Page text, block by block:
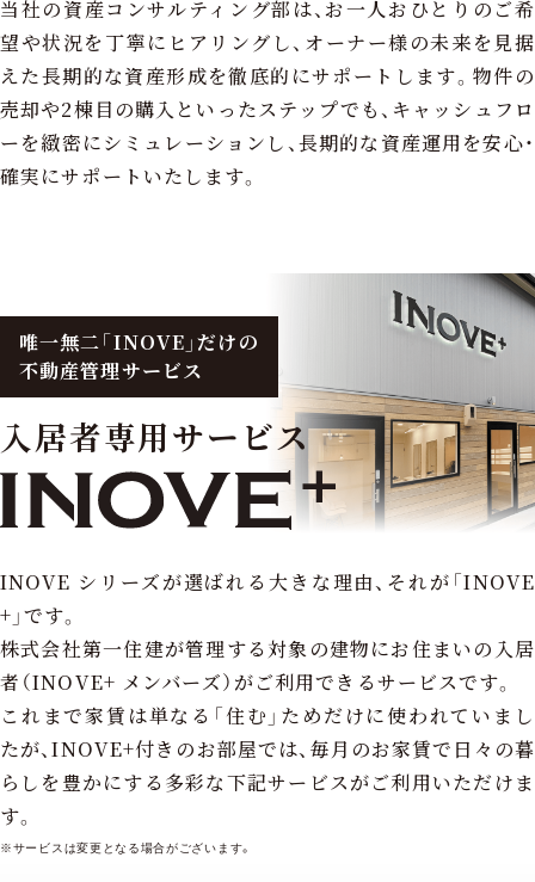
当社の資産コンサルティング部は、お一人おひとりのご希
望や状況を丁寧にヒアリングし、オーナー様の未来を見据
えた長期的な資産形成を徹底的にサポートします。物件の
売却や2棟目の購入といったステップでも、キャッシュフロ
ーを緻密にシミュレーションし、長期的な資産運用を安心・
確実にサポートいたします。
唯一無二「INOVE」だけの
不動産管理サービス
入居者専用サービス
INOVE シリーズが選ばれる大きな理由、それが「INOVE
+」です。
株式会社第一住建が管理する対象の建物にお住まいの入居
者（INOVE+ メンバーズ）がご利用できるサービスです。
これまで家賃は単なる「住む」ためだけに使われていまし
たが、INOVE+付きのお部屋では、毎月のお家賃で日々の暮
らしを豊かにする多彩な下記サービスがご利用いただけま
す。
※サービスは変更となる場合がございます。